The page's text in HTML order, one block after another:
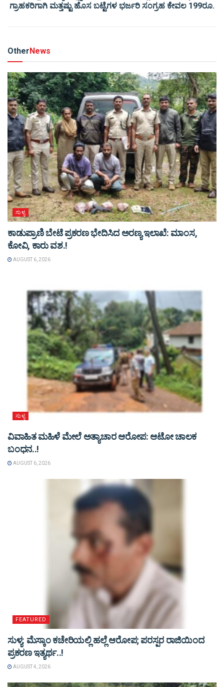
ಗ್ರಾಹಕರಿಗಾಗಿ ಮತ್ತಷ್ಟು ಹೊಸ ಬಟ್ಟೆಗಳ ಭರ್ಜರಿ ಸಂಗ್ರಹ ಕೇವಲ 199ರೂ.
OtherNews
ಸುಳ್ಯ
ಕಾಡುಪ್ರಾಣಿ ಬೇಟೆ ಪ್ರಕರಣ ಭೇದಿಸಿದ ಅರಣ್ಯ ಇಲಾಖೆ: ಮಾಂಸ,
ಕೋವಿ, ಕಾರು ವಶ.!
AUGUST 6, 2026
ಸುಳ್ಯ
ವಿವಾಹಿತ ಮಹಿಳೆ ಮೇಲೆ ಅತ್ಯಾಚಾರ ಆರೋಪ: ಆಟೋ ಚಾಲಕ
ಬಂಧನ..!
AUGUST 6, 2026
FEATURED
ಸುಳ್ಯ: ಮೆಸ್ಕಾಂ ಕಚೇರಿಯಲ್ಲಿ ಹಲ್ಲೆ ಆರೋಪ; ಪರಸ್ಪರ ರಾಜಿಯಿಂದ
ಪ್ರಕರಣ ಇತ್ಯರ್ಥ..!
AUGUST 4, 2026